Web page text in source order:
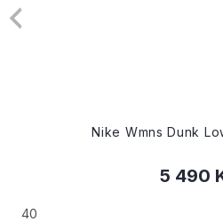
Nike Wmns Dunk
5 490
40